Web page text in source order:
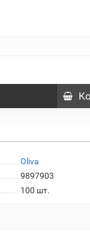
Oliva
9897903
100 шт.